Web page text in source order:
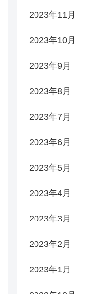
2023年11月
2023年10月
2023年9月
2023年8月
2023年7月
2023年6月
2023年5月
2023年4月
2023年3月
2023年2月
2023年1月